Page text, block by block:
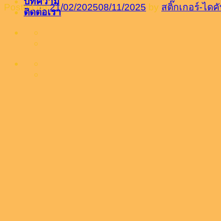
ติดต่อเรา
Posted on21/02/202508/11/2025 by สติ๊กเกอร์-ได